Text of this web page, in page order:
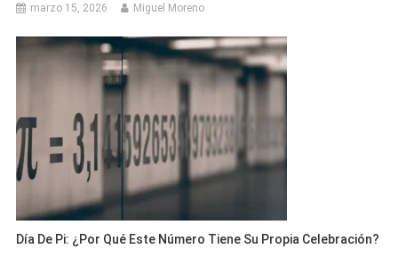
marzo 15, 2026 Miguel Moreno
Día De Pi: ¿Por Qué Este Número Tiene Su Propia Celebración?